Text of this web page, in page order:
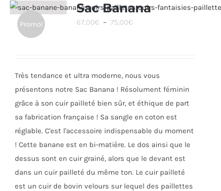
Promo!
Sac Banana
67,00€ – 75,00€Plage
à
75,00€
Très tendance et ultra moderne, nous vous
présentons notre Sac Banana ! Résolument féminin
grâce à son cuir pailleté bien sûr, et éthique de part
sa fabrication française ! Sa sangle en coton est
réglable. C'est l'accessoire indispensable du moment
! Cette banane est en bi-matière. Le dos ainsi que le
dessus sont en cuir grainé, alors que le devant est
dans un cuir pailleté du même ton. Le cuir pailleté
est un cuir de bovin velours sur lequel des paillettes